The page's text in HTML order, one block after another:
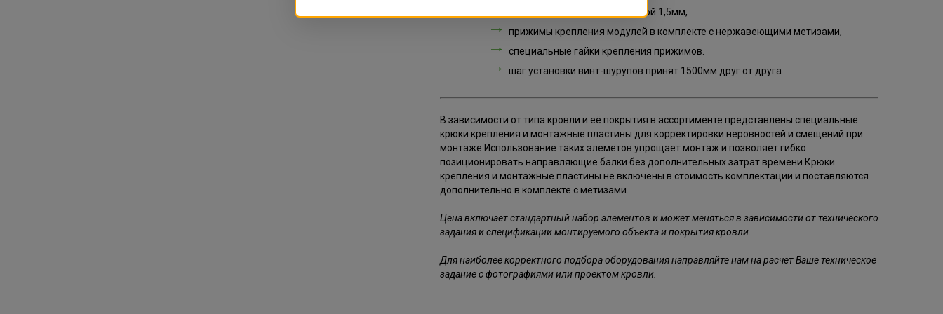
профили монтажные толщиной 1,5мм,
прижимы крепления модулей в комплекте с нержавеющими метизами,
специальные гайки крепления прижимов.
шаг установки винт-шурупов принят 1500мм друг от друга
В зависимости от типа кровли и её покрытия в ассортименте представлены специальные
крюки крепления и монтажные пластины для корректировки неровностей и смещений при
монтаже.Использование таких элеметов упрощает монтаж и позволяет гибко
позиционировать направляющие балки без дополнительных затрат времени.Крюки
крепления и монтажные пластины не включены в стоимость комплектации и поставляются
дополнительно в комплекте с метизами.
Цена включает стандартный набор элементов и может меняться в зависимости от технического
задания и спецификации монтируемого объекта и покрытия кровли.
Для наиболее корректного подбора оборудования направляйте нам на расчет Ваше техническое
задание с фотографиями или проектом кровли.